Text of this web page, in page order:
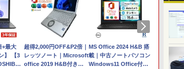
イト
【2026年アップグレー
ド版】AOKIMI ワイヤ
レスイヤホン
bluetooth イヤホン
V12 小型軽量 ブルート
ゥースHi-Fi 最大36時間
再生 ぶるーとゅーす コ
ードレス ENCノイズキ
Xiaomi シャオミ REDMI
Buds 8 Lite ワイヤレス
イヤホン Bluetooth 5.4
ノイズキャンセリング
ANC 36時間再生
￥3,480
On My Road (Stadium
ver.)
BUGS LIFE
￥250
ラベ
by Amazon 炭酸水 ラ
ベルレス 500ml ×24本
強炭酸水 ペットボトル
500ミリリットル
(Smart Basic)
【Amazon.co.jp限定】
伊藤園 磨かれて、澄みき
った日本の水 2L 8本 ラベ
ルレス [ ケース ] [ 水 ] [
ペットボトル ] [ 箱買い ]
[ ストック ] [ 水分補給 ]
￥998
ロ版
ック
HUNTER×HUNTER モ
ノクロ版 39 (ジャンプ
コミックスDIGITAL)
スーパーの裏でヤニ吸う
ふたり 9巻 (デジタル版ビ
ッグガンガンコミックス)
￥810
+最大
】 【3
超得2,000円OFF&P2倍｜
レッツノート｜Microsoft
office 2019 H&B付き｜
MS Office 2024 H&B 搭
載｜中古ノートパソコン
Windows11 Office付｜
【新
期設定
ノート